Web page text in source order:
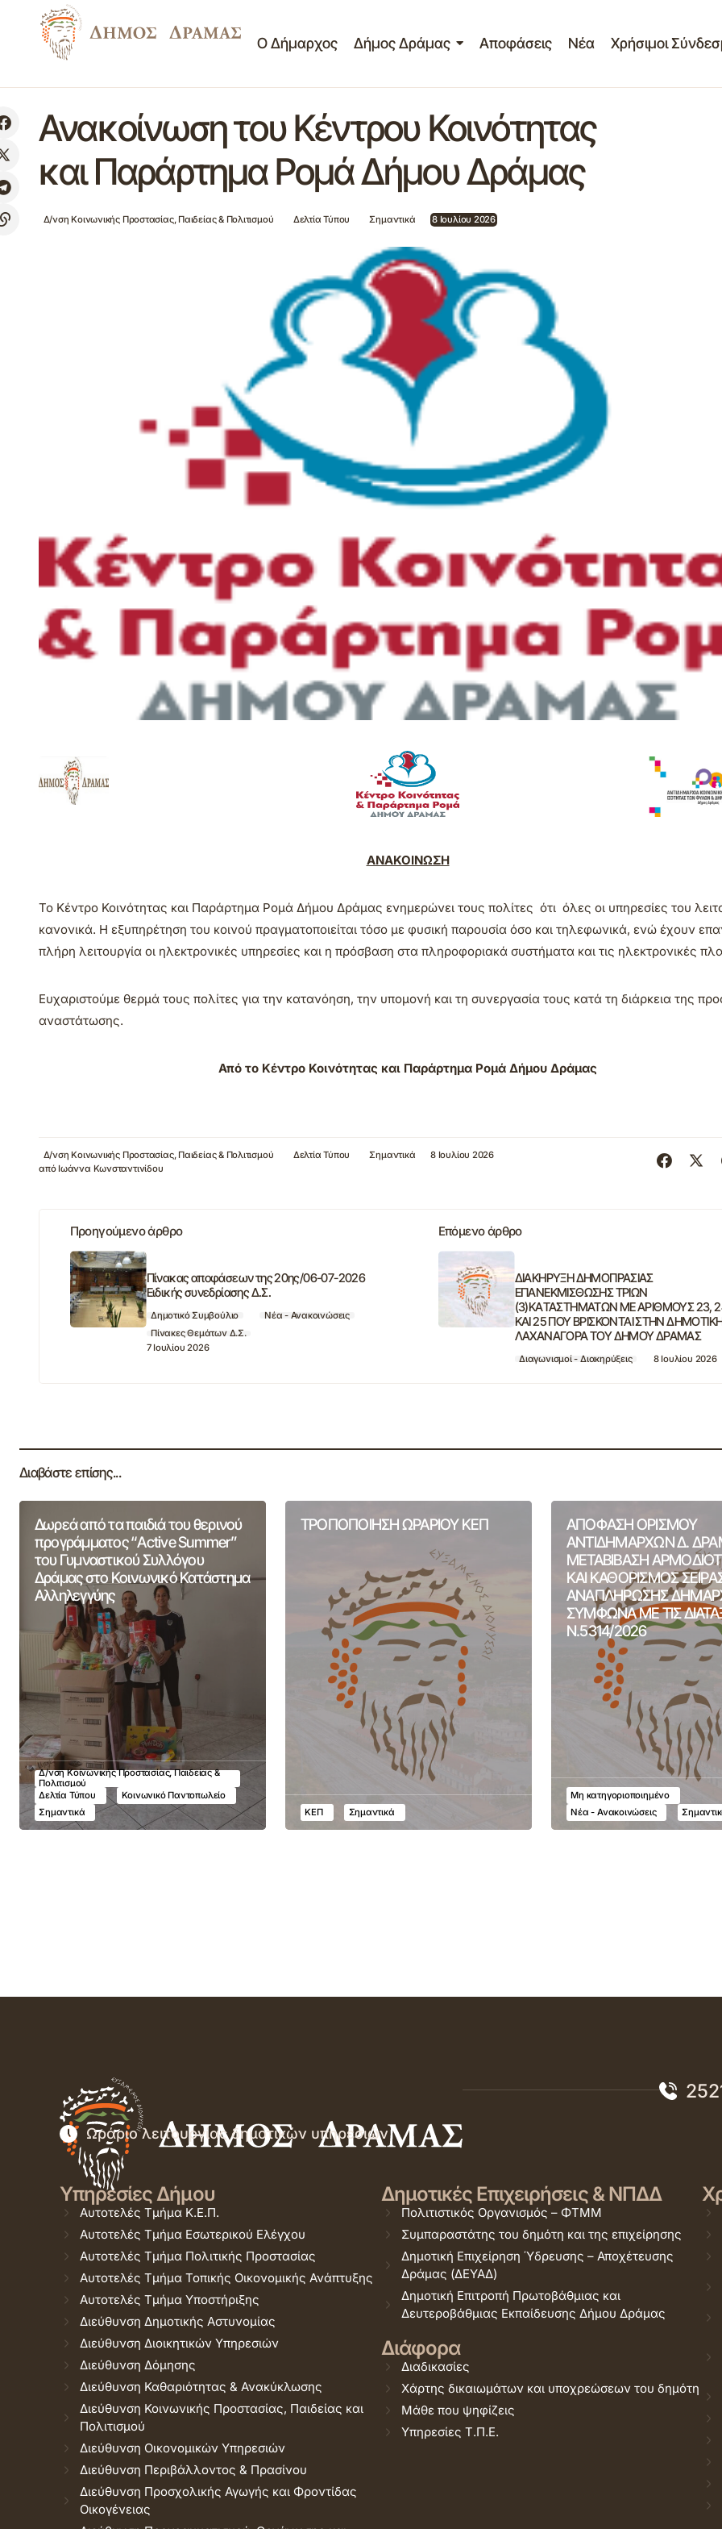
Ο Δήμαρχος Δήμος Δράμας Αποφάσεις Νέα Χρήσιμοι
Πίνακας αποφάσεων της 20ης/06-07-
2026 Ειδικής συνεδρίασης Δ.Σ.
Δ/νση Κοινωνικής Προστασίας, Παιδείας & Πολιτισμού
Δελτία Τύπου
Σημαντικά
Ανακοίνωση του Κέντρου
Παράρτημα Ρομά Δήμου Δράμας
Ανακοίνωση του Κέντρου Κοινότητας
και Παράρτημα Ρομά Δήμου Δράμας
Δ/νση Κοινωνικής Προστασίας, Παιδείας & Πολιτισμού Δελτία Τύπου Σημαντικά 8 Ιουλίου 2026
ΑΝΑΚΟΙΝΩΣΗ
Το Κέντρο Κοινότητας και Παράρτημα Ρομά Δήμου Δράμας ενημερώνει τους πολίτες ότι όλες οι υπηρεσίες του
κανονικά. Η εξυπηρέτηση του κοινού πραγματοποιείται τόσο με φυσική παρουσία όσο και τηλεφωνικά, ενώ έχουν
πλήρη λειτουργία οι ηλεκτρονικές υπηρεσίες και η πρόσβαση στα πληροφοριακά συστήματα και τις ηλεκτρονικές
Ευχαριστούμε θερμά τους πολίτες για την κατανόηση, την υπομονή και τη συνεργασία τους κατά τη διάρκεια της
αναστάτωσης.
Από το Κέντρο Κοινότητας και Παράρτημα Ρομά Δήμου Δράμας
Δ/νση Κοινωνικής Προστασίας, Παιδείας & Πολιτισμού Δελτία Τύπου Σημαντικά
8 Ιουλίου 2026
από Ιωάννα Κωνσταντινίδου
Προηγούμενο άρθρο
Πίνακας αποφάσεων της 20ης/06-07-2026
Ειδικής συνεδρίασης Δ.Σ.
Δημοτικό Συμβούλιο
Νέα - Ανακοινώσεις
Πίνακες Θεμάτων Δ.Σ.
7 Ιουλίου 2026
Επόμενο άρθρο
ΔΙΑΚΗΡΥΞΗ ΔΗΜΟΠΡΑΣΙΑΣ
ΕΠΑΝΕΚΜΙΣΘΩΣΗΣ ΤΡΙΩΝ
(3)KAΤΑΣΤΗΜΑΤΩΝ ΜΕ ΑΡΙΘΜΟΥΣ 23,
ΚΑΙ 25 ΠΟΥ ΒΡΙΣΚΟΝΤΑΙ ΣΤΗΝ
ΛΑΧΑΝΑΓΟΡΑ ΤΟΥ ΔΗΜΟΥ ΔΡΑΜΑΣ
Διαγωνισμοί - Διακηρύξεις 8 Ιουλίου 2026
Διαβάστε επίσης...
Δωρεά από τα παιδιά του θερινού
προγράμματος “Active Summer”
του Γυμναστικού Συλλόγου
Δράμας στο Κοινωνικό Κατάστημα
Αλληλεγγύης
Δ/νση Κοινωνικής Προστασίας, Παιδείας &
Πολιτισμού
Δελτία Τύπου
Κοινωνικό Παντοπωλείο
Σημαντικά
ΤΡΟΠΟΠΟΙΗΣΗ ΩΡΑΡΙΟΥ ΚΕΠ
ΚΕΠ Σημαντικά
ΑΠΟΦΑΣΗ ΟΡΙΣΜΟΥ
ΑΝΤΙΔΗΜΑΡΧΩΝ Δ.
ΜΕΤΑΒΙΒΑΣΗ
ΚΑΙ ΚΑΘΟΡΙΣΜΟΣ
ΑΝΑΠΛΗΡΩΣΗΣ
ΣΥΜΦΩΝΑ ΜΕ ΤΙΣ
Ν.5314/2026
Μη κατηγοριοποιημένο
Νέα - Ανακοινώσεις
Ωράριο λειτουργίας δημοτικών υπηρεσιών
Υπηρεσίες Δήμου
Αυτοτελές Τμήμα Κ.Ε.Π.
Αυτοτελές Τμήμα Εσωτερικού Ελέγχου
Αυτοτελές Τμήμα Πολιτικής Προστασίας
Αυτοτελές Τμήμα Τοπικής Οικονομικής Ανάπτυξης
Αυτοτελές Τμήμα Υποστήριξης
Διεύθυνση Δημοτικής Αστυνομίας
Διεύθυνση Διοικητικών Υπηρεσιών
Διεύθυνση Δόμησης
Διεύθυνση Καθαριότητας & Ανακύκλωσης
Διεύθυνση Κοινωνικής Προστασίας, Παιδείας και
Πολιτισμού
Διεύθυνση Οικονομικών Υπηρεσιών
Διεύθυνση Περιβάλλοντος & Πρασίνου
Διεύθυνση Προσχολικής Αγωγής και Φροντίδας
Οικογένειας
Δημοτικές Επιχειρήσεις & ΝΠΔΔ
Πολιτιστικός Οργανισμός – ΦΤΜΜ
Συμπαραστάτης του δημότη και της επιχείρησης
Δημοτική Επιχείρηση Ύδρευσης – Αποχέτευσης
Δράμας (ΔΕΥΑΔ)
Δημοτική Επιτροπή Πρωτοβάθμιας και
Δευτεροβάθμιας Εκπαίδευσης Δήμου Δράμας
Διάφορα
Διαδικασίες
Χάρτης δικαιωμάτων και υποχρεώσεων του δημότη
Μάθε που ψηφίζεις
Υπηρεσίες Τ.Π.Ε.